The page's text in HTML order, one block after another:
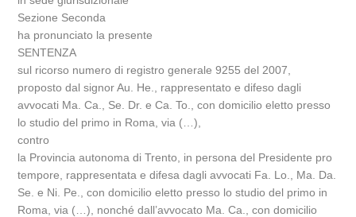
Sezione Seconda
ha pronunciato la presente
SENTENZA
sul ricorso numero di registro generale 9255 del 2007,
proposto dal signor Au. He., rappresentato e difeso dagli
avvocati Ma. Ca., Se. Dr. e Ca. To., con domicilio eletto presso
lo studio del primo in Roma, via (…),
contro
la Provincia autonoma di Trento, in persona del Presidente pro
tempore, rappresentata e difesa dagli avvocati Fa. Lo., Ma. Da.
Se. e Ni. Pe., con domicilio eletto presso lo studio del primo in
Roma, via (…), nonché dall’avvocato Ma. Ca., con domicilio